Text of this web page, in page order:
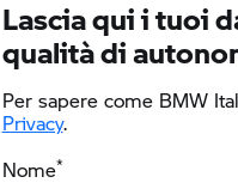
Lascia qui i tuoi
qualità di
Per sapere come BMW
Privacy.
Nome*